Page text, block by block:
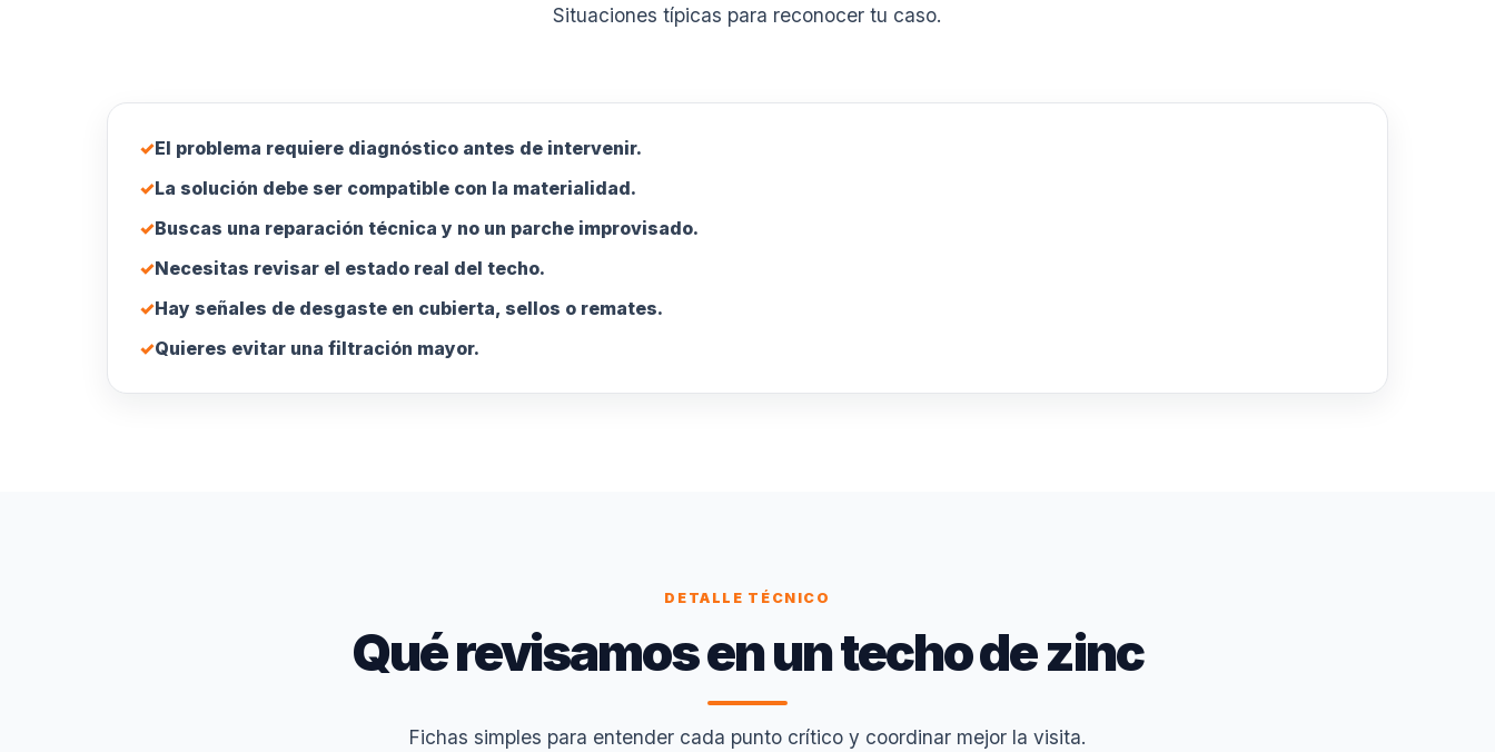
Situaciones típicas para reconocer tu caso.
✓El problema requiere diagnóstico antes de intervenir.
✓La solución debe ser compatible con la materialidad.
✓Buscas una reparación técnica y no un parche improvisado.
✓Necesitas revisar el estado real del techo.
✓Hay señales de desgaste en cubierta, sellos o remates.
✓Quieres evitar una filtración mayor.
DETALLE TÉCNICO
Qué revisamos en un techo de zinc
Fichas simples para entender cada punto crítico y coordinar mejor la visita.